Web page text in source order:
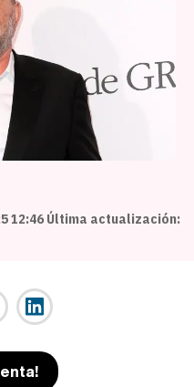
12:46 Última actualización: